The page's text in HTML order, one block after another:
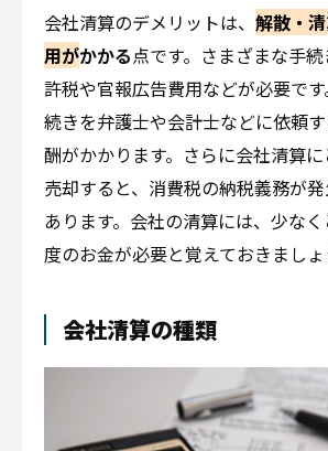
会社清算のデメリットは、 解散・
用がかかる点です。さまざまな手
許税や官報広告費用などが必要で
続きを弁護士や会計士などに依頼
酬がかかります。さらに会社清算
売却すると、消費税の納税義務が
あります。会社の清算には、少な
度のお金が必要と覚えておきましょ
会社清算の種類